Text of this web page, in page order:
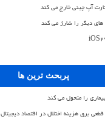
آپ چینی خارج می کند
های دیگر را شارژ می کند
پربحث ترین ها
را متحول می کند
قطعی برق هزینه اختلال در اقتصاد دیجیتال